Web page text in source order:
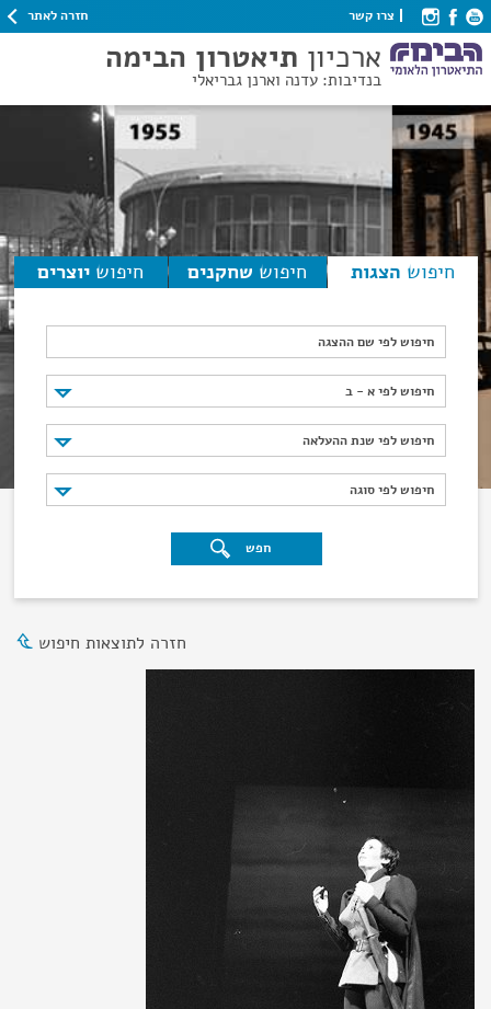
צרו קשר חזרה לאתר
ארכיון תיאטרון הבימה
בנדיבות: עדנה וארנן גבריאלי
חיפוש הצגות חיפוש שחקנים חיפוש יוצרים
חיפוש לפי שם ההצגה
חיפוש לפי א - ב
חיפוש לפי א - ב
חיפוש לפי שנת ההעלאה
חיפוש לפי שנת ההעלאה
חיפוש לפי סוגה
חיפוש לפי סוגה
חפש
חזרה לתוצאות חיפוש